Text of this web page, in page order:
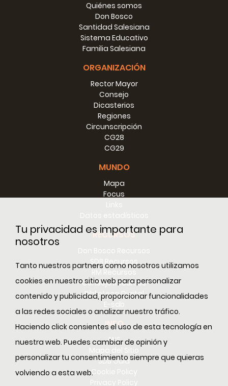
Tu privacidad es importante para
nosotros
Tanto nuestros partners como nosotros utilizamos
cookies en nuestro sitio web para personalizar
contenido y publicidad, proporcionar funcionalidades
a las redes sociales o analizar nuestro tráfico.
Haciendo click consientes el uso de esta tecnología en
nuestra web. Puedes cambiar de opinión y
personalizar tu consentimiento siempre que quieras
volviendo a esta web.
Quiénes somos
Don Bosco
Santidad Salesiana
Sistema Educativo
Familia Salesiana
ORGANIZACIÓN
Rector Mayor
Consejo
Dicasterios
Regiones
Circunscripción
CG28
CG29
MUNDO
Mapa
Focus
RECURSOS
SDB Recursos
Consejo Recursos
Biblioteca Digital
INFO
ANS
SDB Guía
Cookie Policy